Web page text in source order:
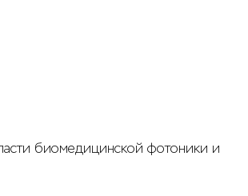
биомедицинской фотоники и